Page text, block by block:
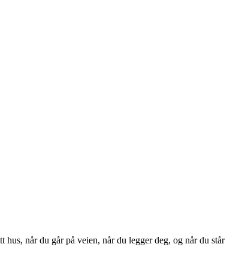
når du går på veien, når du legger deg, og når du står